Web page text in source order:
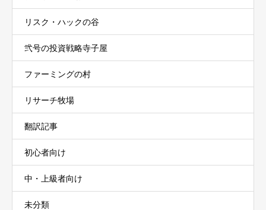
リスク・ハックの谷
弐号の投資戦略寺子屋
ファーミングの村
リサーチ牧場
翻訳記事
初心者向け
中・上級者向け
未分類